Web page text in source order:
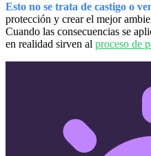
Esto no se trata de castigo o
protección y crear el mejor
Cuando las consecuencias se
en realidad sirven al proceso de